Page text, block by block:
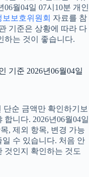
월04일 07시10분 개인
보보호위원회 자료를 참
기준은 상황에 따라 다
하는 것이 좋습니다.
기준 2026년06월04일
순 금액만 확인하기보
니다. 2026년06월04일
, 제외 항목, 변경 가능
수 있습니다. 처음 안
것인지 확인하는 것도